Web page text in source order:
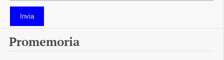
Invia
Promemoria